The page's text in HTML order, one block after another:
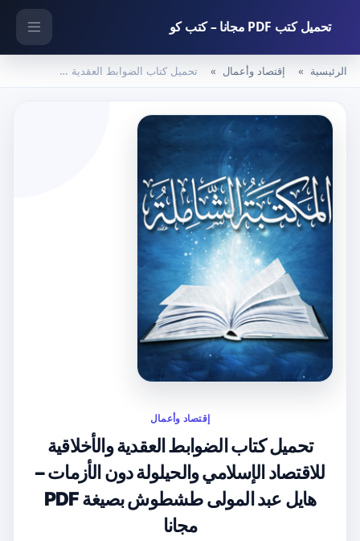
تحميل كتب PDF مجانا – كتب كو
الرئيسية إقتصاد وأعمال تحميل كتاب الضوابط العقدية والأخلاقية للاقتصاد الإسلامي والحيلولة دون الأزمات – هايل عبد المولى طشطوش بصيغة PDF مجانا
إقتصاد وأعمال
تحميل كتاب الضوابط العقدية والأخلاقية
للاقتصاد الإسلامي والحيلولة دون الأزمات –
هايل عبد المولى طشطوش بصيغة PDF
مجانا